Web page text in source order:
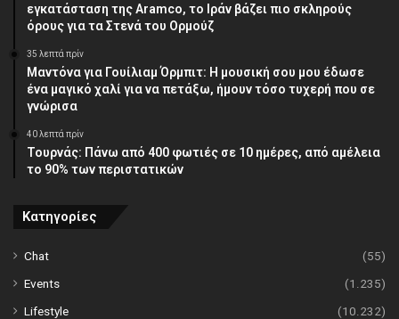
εγκατάσταση της Aramco, το Ιράν βάζει πιο σκληρούς
όρους για τα Στενά του Ορμούζ
35 λεπτά πρίν
Μαντόνα για Γουίλιαμ Όρμπιτ: Η μουσική σου μου έδωσε
ένα μαγικό χαλί για να πετάξω, ήμουν τόσο τυχερή που σε
γνώρισα
40 λεπτά πρίν
Τουρνάς: Πάνω από 400 φωτιές σε 10 ημέρες, από αμέλεια
το 90% των περιστατικών
Κατηγορίες
Chat
(55)
Events
(1.235)
Lifestyle
(10.232)